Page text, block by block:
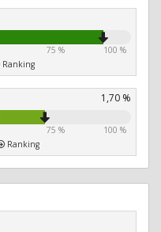
75 %
100 %
Ranking
1,70 %
75 %
100 %
Ranking